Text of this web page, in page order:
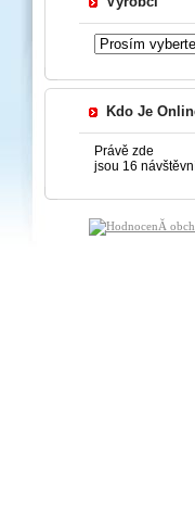
Kdo Je
Právě zde
jsou 16